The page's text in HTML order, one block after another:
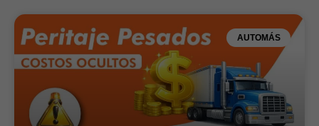
AUTOMÁS